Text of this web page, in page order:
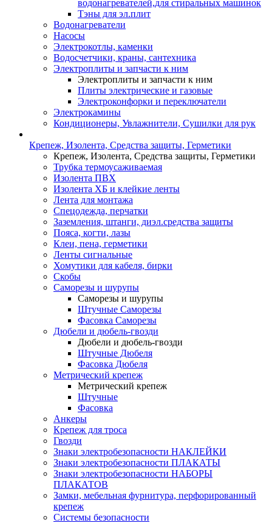
водонагревателей,для стиральных машинок
Тэны для эл.плит
Водонагреватели
Насосы
Электрокотлы, каменки
Водосчетчики, краны, сантехника
Электроплиты и запчасти к ним
Электроплиты и запчасти к ним
Плиты электрические и газовые
Электроконфорки и переключатели
Электрокамины
Кондиционеры, Увлажнители, Сушилки для рук
Крепеж, Изолента, Средства защиты, Герметики
Крепеж, Изолента, Средства защиты, Герметики
Трубка термоусаживаемая
Изолента ПВХ
Изолента ХБ и клейкие ленты
Лента для монтажа
Спецодежда, перчатки
Заземления, штанги, диэл.средства защиты
Пояса, когти, лазы
Клеи, пена, герметики
Ленты сигнальные
Хомутики для кабеля, бирки
Скобы
Саморезы и шурупы
Саморезы и шурупы
Штучные Саморезы
Фасовка Саморезы
Дюбели и дюбель-гвозди
Дюбели и дюбель-гвозди
Штучные Дюбеля
Фасовка Дюбеля
Метрический крепеж
Метрический крепеж
Штучные
Фасовка
Анкеры
Крепеж для троса
Гвозди
Знаки электробезопасности НАКЛЕЙКИ
Знаки электробезопасности ПЛАКАТЫ
Знаки электробезопасности НАБОРЫ
ПЛАКАТОВ
Замки, мебельная фурнитура, перфорированный
крепеж
Системы безопасности